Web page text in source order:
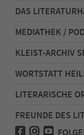
DAS
MEDIATHEK /
KLEIST-ARCHIV
WORTSTATT
LITERARISCHE
FREUNDE DES